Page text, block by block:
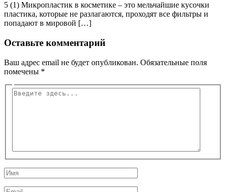
5 (1) Микропластик в косметике – это мельчайшие кусочки
пластика, которые не разлагаются, проходят все фильтры и
попадают в мировой […]
Оставьте комментарий
Ваш адрес email не будет опубликован. Обязательные поля
помечены *
Введите
Имя